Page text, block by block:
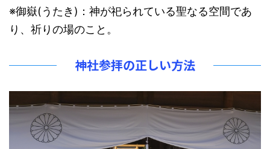
※御嶽(うたき)：神が祀られている聖なる空間であ
り、祈りの場のこと。
神社参拝の正しい方法